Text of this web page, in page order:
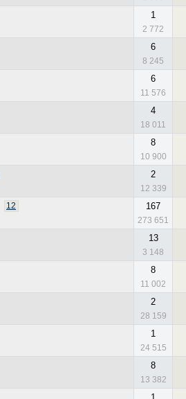
1
2 772
6
8 245
6
11 576
4
18 011
8
10 900
2
12 339
12 167
273 651
13
3 148
8
11 002
2
28 159
1
24 515
8
13 382